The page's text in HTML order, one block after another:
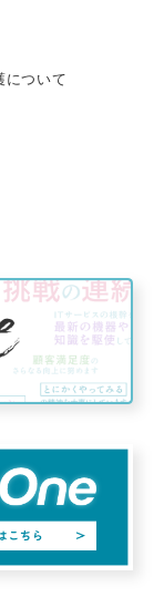
について